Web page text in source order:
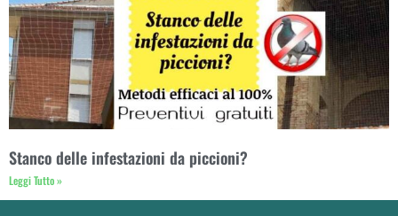
Stanco delle infestazioni da piccioni?
Leggi Tutto »